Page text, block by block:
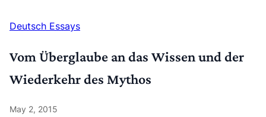
Deutsch Essays
Vom Überglaube an das Wissen und der
Wiederkehr des Mythos
May 2, 2015